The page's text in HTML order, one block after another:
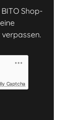
Shop-
Captcha